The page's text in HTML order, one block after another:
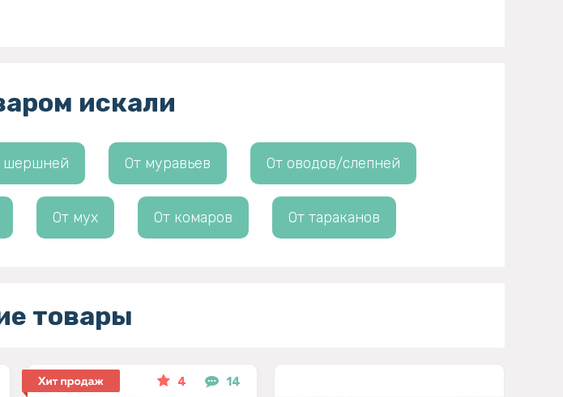
искали
шершней От муравьев От оводов/слепней
От мух От комаров От тараканов
товары
4 14